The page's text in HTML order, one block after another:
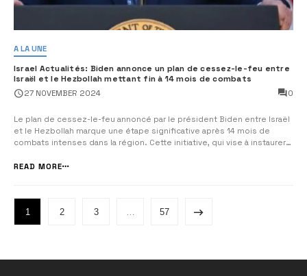
A LA UNE
Israel Actualités: Biden annonce un plan de cessez-le-feu entre
Israël et le Hezbollah mettant fin à 14 mois de combats
27 NOVEMBER 2024 0
Le plan de cessez-le-feu annoncé par le président Biden entre Israël
et le Hezbollah marque une étape significative après 14 mois de
combats intenses dans la région. Cette initiative, qui vise à instaurer
tensions entre les deux parties impliquées. Le Premier ministre ...
READ MORE
1 2 3 57